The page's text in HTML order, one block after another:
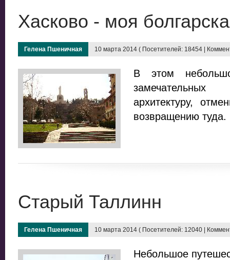
Хасково - моя
Гелена Пшеничная 10 марта 2014 ( Посетителей: 18454 |
В этом
архитектуру,
возвращению туда.
Старый Таллинн
Гелена Пшеничная 10 марта 2014 ( Посетителей: 12040 |
Небольшое